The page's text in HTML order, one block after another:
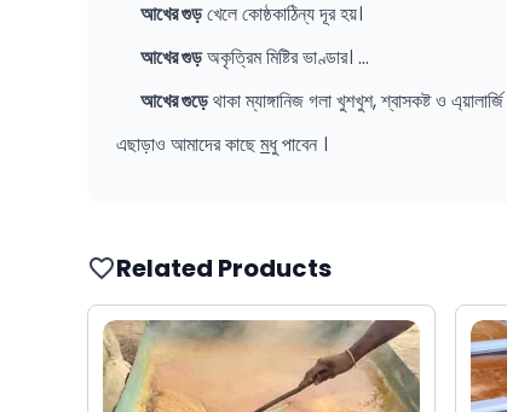
আখের গুড়খেলে কোষ্ঠকাঠিন্য দূর হয়।
আখের গুড়অকৃত্রিম মিষ্টির ভাণ্ডার। …
আখের গুড়েথাকা ম্যাঙ্গানিজ গলা খুশখুশ, শ্বাসকষ্ট ও
এছাড়াও আমাদের কাছেমধুপাবেন ।
Related Products